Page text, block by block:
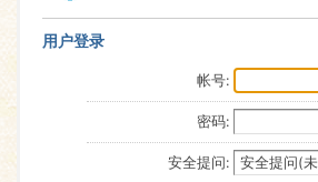
用户登录
帐号:
密码:
安全提问: